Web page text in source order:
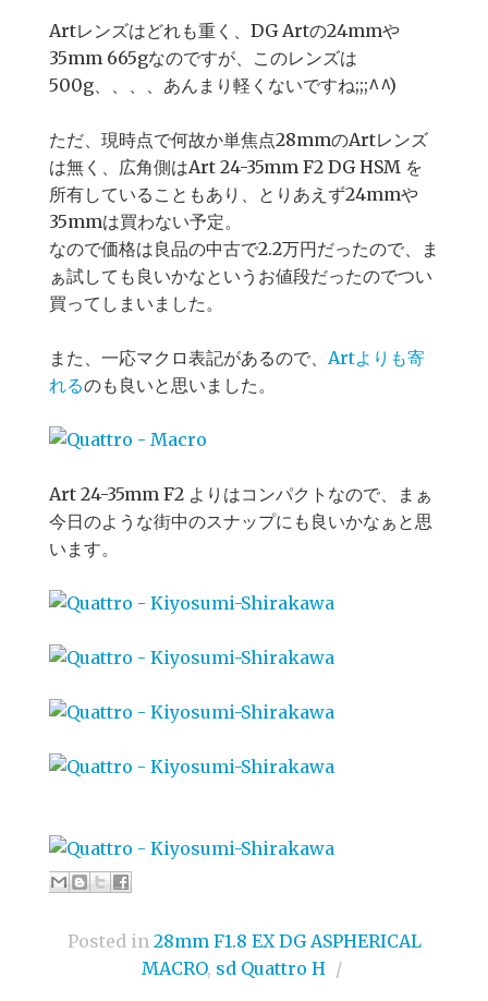
Artレンズはどれも重く、DG Artの24mmや
35mm 665gなのですが、このレンズは
500g、、、、あんまり軽くないですね;;;^^)
ただ、現時点で何故か単焦点28mmのArtレンズ
は無く、広角側はArt 24-35mm F2 DG HSM を
所有していることもあり、とりあえず24mmや
35mmは買わない予定。
なので価格は良品の中古で2.2万円だったので、ま
ぁ試しても良いかなというお値段だったのでつい
買ってしまいました。
また、一応マクロ表記があるので、 Artよりも寄
れるのも良いと思いました。
Art 24-35mm F2 よりはコンパクトなので、まぁ
今日のような街中のスナップにも良いかなぁと思
います。
Posted in 28mm F1.8 EX DG ASPHERICAL
MACRO, sd Quattro H /